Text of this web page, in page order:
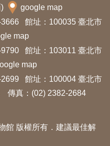
google map
館址：100035 臺北市
map
館址：103011 臺北市
map
館址：100004 臺北市
傳真：(02) 2382-2684
館 版權所有．建議最佳解